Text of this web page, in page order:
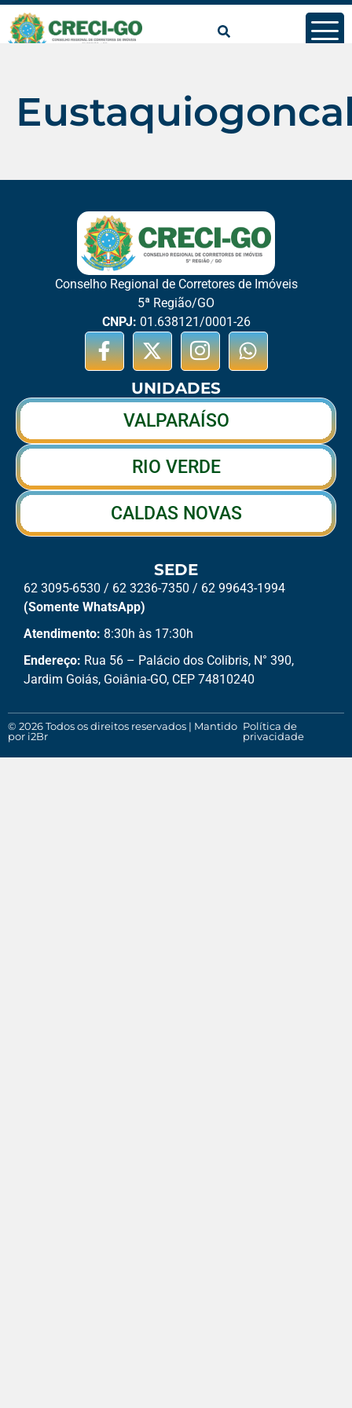
conteúdo
Conselho Regional de Corretores de Imóveis
5ª Região/GO
CNPJ: 01.638121/0001-26
UNIDADES
VALPARAÍSO
RIO VERDE
CALDAS NOVAS
SEDE
62 3095-6530 / 62 3236-7350 / 62 99643-1994
(Somente WhatsApp)
Atendimento: 8:30h às 17:30h
Endereço: Rua 56 – Palácio dos Colibris, N° 390,
Jardim Goiás, Goiânia-GO, CEP 74810240
© 2026 Todos os direitos reservados | Mantido
por i2Br
Política de
privacidade